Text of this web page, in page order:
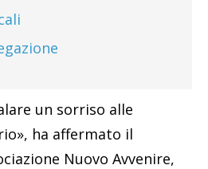
un sorriso alle
ha affermato il
Nuovo Avvenire,